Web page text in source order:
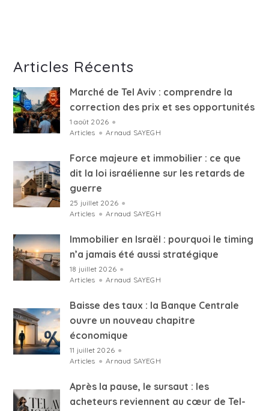
Articles Récents
Marché de Tel Aviv : comprendre la
correction des prix et ses opportunités
1 août 2026 ●
Articles ● Arnaud SAYEGH
Force majeure et immobilier : ce que
dit la loi israélienne sur les retards de
guerre
25 juillet 2026 ●
Articles ● Arnaud SAYEGH
Immobilier en Israël : pourquoi le timing
n’a jamais été aussi stratégique
18 juillet 2026 ●
Articles ● Arnaud SAYEGH
Baisse des taux : la Banque Centrale
ouvre un nouveau chapitre
économique
11 juillet 2026 ●
Articles ● Arnaud SAYEGH
Après la pause, le sursaut : les
acheteurs reviennent au cœur de Tel-